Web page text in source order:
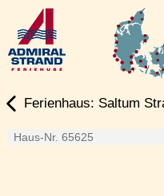
Ferienhaus: Saltum
Haus-Nr. 65625